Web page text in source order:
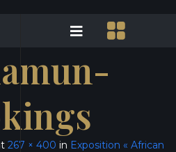
267 × 400 in Exposition « African